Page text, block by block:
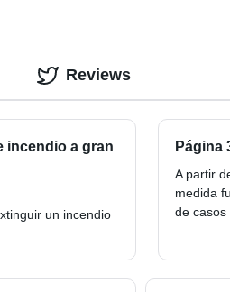
incendio a gran
un incendio
Página
A partir
medida
de casos
Reviews